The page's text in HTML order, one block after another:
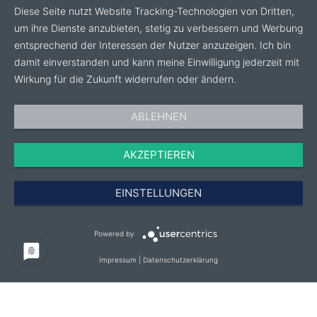
Diese Seite nutzt Website Tracking-Technologien von Dritten,
um ihre Dienste anzubieten, stetig zu verbessern und Werbung
entsprechend der Interessen der Nutzer anzuzeigen. Ich bin
damit einverstanden und kann meine Einwilligung jederzeit mit
Wirkung für die Zukunft widerrufen oder ändern.
ABLEHNEN
AKZEPTIEREN
EINSTELLUNGEN
Powered by
Impressum Datenschutzerklärung